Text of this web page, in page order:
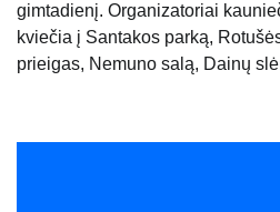
gimtadienį. Organizatoriai
kviečia į Santakos parką,
prieigas, Nemuno salą, Dainų